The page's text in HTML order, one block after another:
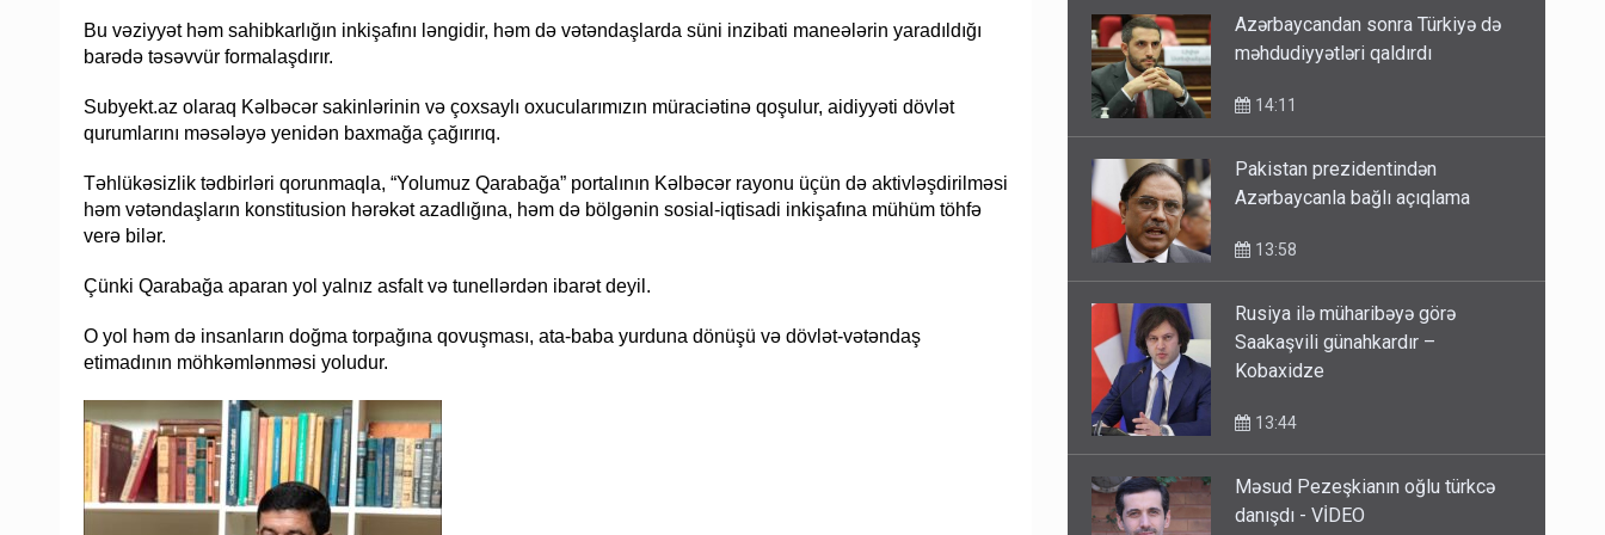
Bu vəziyyət həm sahibkarlığın inkişafını ləngidir, həm də vətəndaşlarda süni inzibati maneələrin yaradıldığı
barədə təsəvvür formalaşdırır.
Subyekt.az olaraq Kəlbəcər sakinlərinin və çoxsaylı oxucularımızın müraciətinə qoşulur, aidiyyəti dövlət
qurumlarını məsələyə yenidən baxmağa çağırırıq.
Təhlükəsizlik tədbirləri qorunmaqla, “Yolumuz Qarabağa” portalının Kəlbəcər rayonu üçün də aktivləşdirilməsi
həm vətəndaşların konstitusion hərəkət azadlığına, həm də bölgənin sosial-iqtisadi inkişafına mühüm töhfə
verə bilər.
Çünki Qarabağa aparan yol yalnız asfalt və tunellərdən ibarət deyil.
O yol həm də insanların doğma torpağına qovuşması, ata-baba yurduna dönüşü və dövlət-vətəndaş
etimadının möhkəmlənməsi yoludur.
Azərbaycandan sonra Türkiyə də
məhdudiyyətləri qaldırdı
14:11
Pakistan prezidentindən
Azərbaycanla bağlı açıqlama
13:58
Rusiya ilə müharibəyə görə
Saakaşvili günahkardır –
Kobaxidze
13:44
Məsud Pezeşkianın oğlu türkcə
danışdı - VİDEO